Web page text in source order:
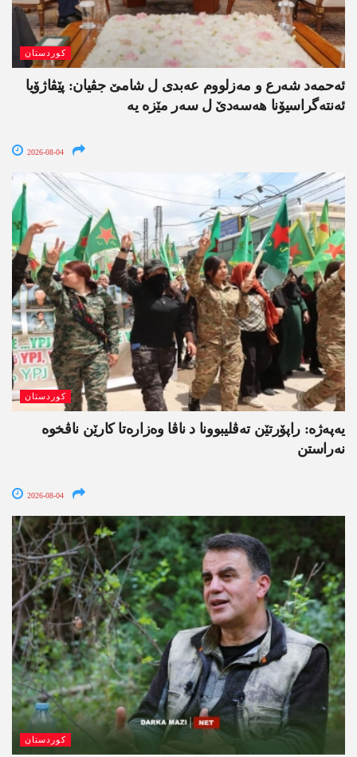
کوردستان
ئەحمەد شەرع و مەزلووم عەبدی ل شامێ جڤیان: پێڤاژۆیا
ئەنتەگراسیۆنا ھەسەدێ ل سەر مێزە یە
2026-08-04
کوردستان
یەپەژە: راپۆرتێن تەڤلیبوونا د ناڤا وەزارەتا کارێن ناڤخوە
نەراستن
2026-08-04
کوردستان